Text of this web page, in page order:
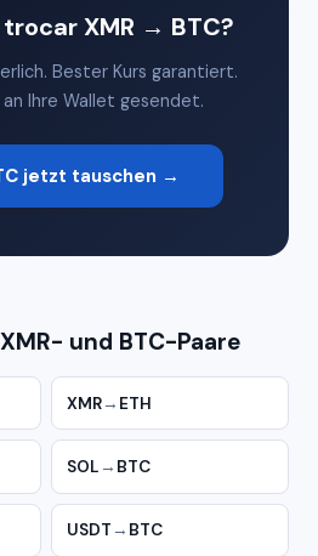
XMR → BTC?
Bester Kurs garantiert.
Ihre Wallet gesendet.
jetzt tauschen →
und BTC-Paare
XMR→ ETH
SOL → BTC
USDT → BTC